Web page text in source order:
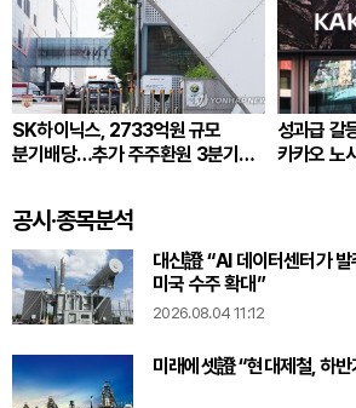
SK하이닉스, 2733억원 규모
분기배당…추가 주주환원 3분기
성과급 갈
카카오 노
공시·종목분석
대신證 “AI 데이터센터가
미국 수주 확대”
2026.08.04 11:12
미래에셋證 “현대제철, 하